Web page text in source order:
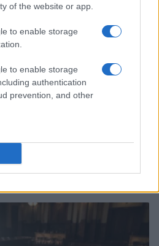
of the website or app.
to enable storage
to enable storage
authentication
prevention, and other
saluto a Milano tra